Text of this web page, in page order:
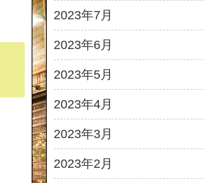
2023年7月
2023年6月
2023年5月
2023年4月
2023年3月
2023年2月